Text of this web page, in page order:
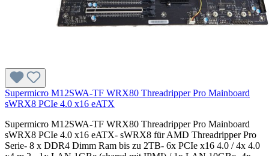
Supermicro M12SWA-TF WRX80 Threadripper Pro Mainboard
sWRX8 PCIe 4.0 x16 eATX
Supermicro M12SWA-TF WRX80 Threadripper Pro Mainboard
sWRX8 PCIe 4.0 x16 eATX- sWRX8 für AMD Threadripper Pro
Serie- 8 x DDR4 Dimm Ram bis zu 2TB- 6x PCIe x16 4.0 / 4x 4.0